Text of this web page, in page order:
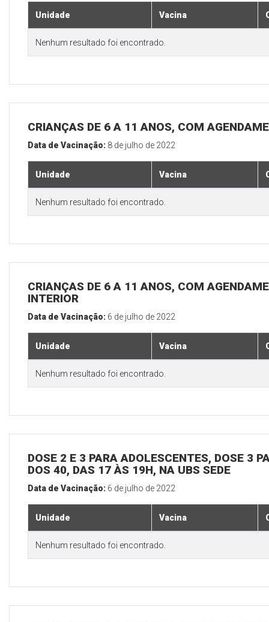
Unidade Vacina
Nenhum resultado foi encontrado.
CRIANÇAS DE 6 A 11 ANOS, COM
Data de Vacinação: 8 de julho de 2022
Unidade Vacina
Nenhum resultado foi encontrado.
CRIANÇAS DE 6 A 11 ANOS, COM
INTERIOR
Data de Vacinação: 6 de julho de 2022
Unidade Vacina
Nenhum resultado foi encontrado.
DOSE 2 E 3 PARA ADOLESCENTES, DOSE 3
DOS 40, DAS 17 ÀS 19H, NA UBS SEDE
Data de Vacinação: 6 de julho de 2022
Unidade Vacina
Nenhum resultado foi encontrado.